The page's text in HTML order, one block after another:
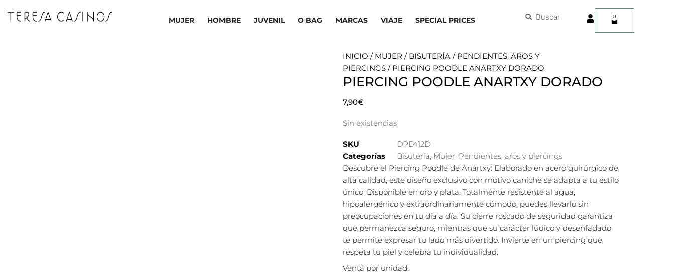
MUJER HOMBRE JUVENIL O BAG MARCAS VIAJE SPECIAL PRICES
User
0
Carrito
INICIO / MUJER / BISUTERÍA / PENDIENTES, AROS Y
PIERCINGS / PIERCING POODLE ANARTXY DORADO
PIERCING POODLE ANARTXY DORADO
7,90€
Sin existencias
SKU
DPE412D
Categorías
Bisutería, Mujer, Pendientes, aros y piercings
Descubre el Piercing Poodle de Anartxy: Elaborado en acero quirúrgico de
alta calidad, este diseño exclusivo con motivo caniche se adapta a tu estilo
único. Disponible en oro y plata. Totalmente resistente al agua,
hipoalergénico y extraordinariamente cómodo, puedes llevarlo sin
preocupaciones en tu día a día. Su cierre roscado de seguridad garantiza
que permanezca seguro, mientras que su carácter lúdico y desenfadado
te permite expresar tu lado más divertido. Invierte en un piercing que
respeta tu piel y celebra tu individualidad.
Venta por unidad.